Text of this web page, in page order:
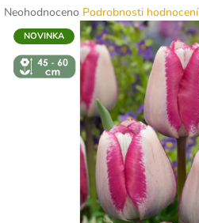
Průměrné
hodnocení
produktu
0,0
Neohodnoceno Podrobnosti hodnocení
NOVINKA
↕️ VÝŠKA 45
- 60 CM